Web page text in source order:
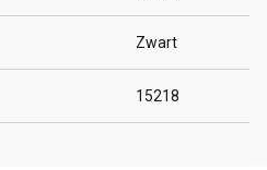
Zwart
15218